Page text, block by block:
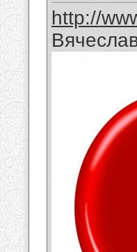
http://